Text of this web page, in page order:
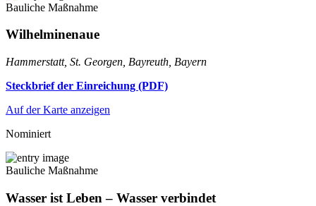
Bauliche Maßnahme
Wilhelminenaue
Hammerstatt, St. Georgen, Bayreuth, Bayern
Steckbrief der Einreichung (PDF)
Auf der Karte anzeigen
Nominiert
Bauliche Maßnahme
Wasser ist Leben – Wasser verbindet